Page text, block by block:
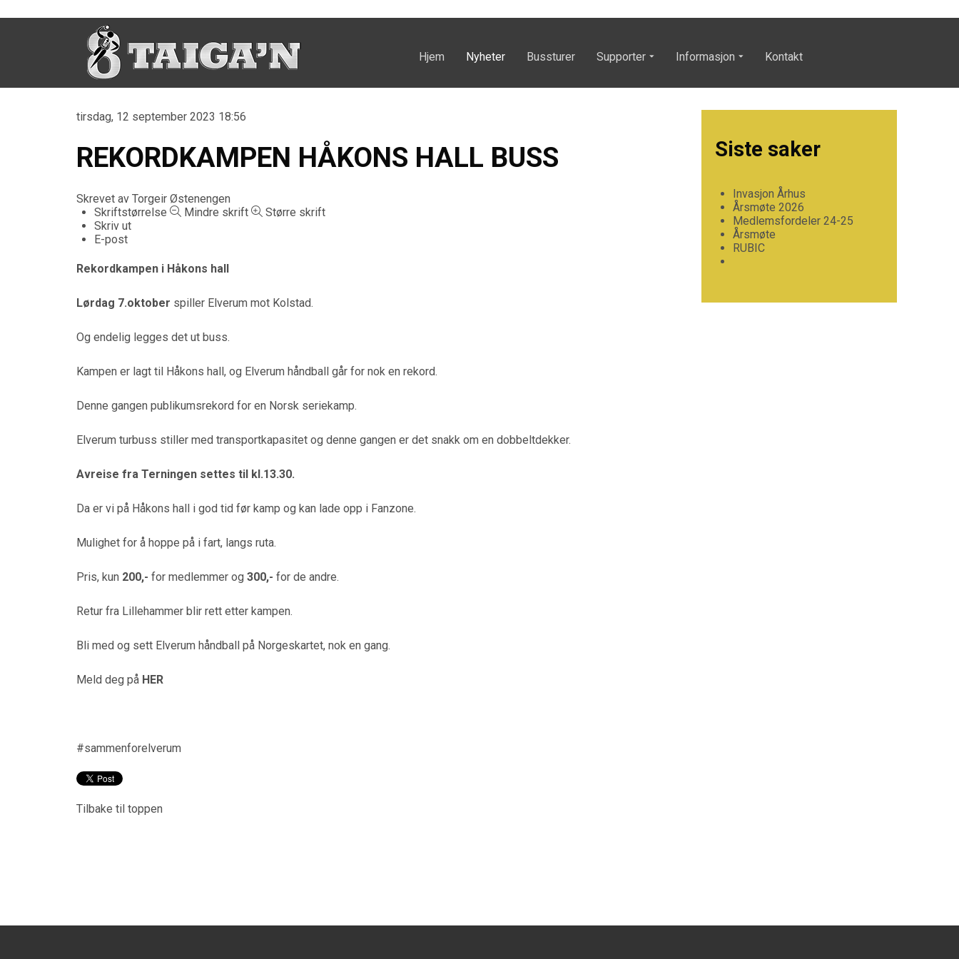
Hjem Nyheter Bussturer Supporter Informasjon Kontakt
tirsdag, 12 september 2023 18:56
REKORDKAMPEN HÅKONS HALL BUSS
Skrevet av Torgeir Østenengen
Skriftstørrelse
Mindre skrift
Større skrift
Skriv ut
E-post
Rekordkampen i Håkons hall
Lørdag 7.oktober spiller Elverum mot Kolstad.
Og endelig legges det ut buss.
Kampen er lagt til Håkons hall, og Elverum håndball går for nok en rekord.
Denne gangen publikumsrekord for en Norsk seriekamp.
Elverum turbuss stiller med transportkapasitet og denne gangen er det snakk om en dobbeltdekker.
Avreise fra Terningen settes til kl.13.30.
Da er vi på Håkons hall i god tid før kamp og kan lade opp i Fanzone.
Mulighet for å hoppe på i fart, langs ruta.
Pris, kun 200,- for medlemmer og 300,- for de andre.
Retur fra Lillehammer blir rett etter kampen.
Bli med og sett Elverum håndball på Norgeskartet, nok en gang.
Meld deg på HER
#sammenforelverum
Tilbake til toppen
Siste saker
Invasjon Århus
Årsmøte 2026
Medlemsfordeler 24-25
Årsmøte
RUBIC